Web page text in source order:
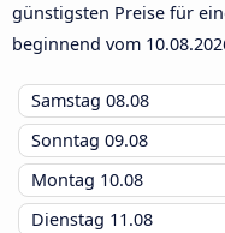
günstigsten Preise für
beginnend vom
Samstag 08.08
Sonntag 09.08
Montag 10.08
Dienstag 11.08